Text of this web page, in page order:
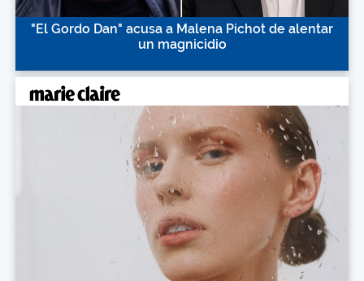
"El Gordo Dan" acusa a Malena Pichot de alentar
un magnicidio